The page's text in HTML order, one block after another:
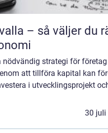
– så väljer du
strategi för
att tillföra kapital kan
i utvecklingsprojekt
30 juli